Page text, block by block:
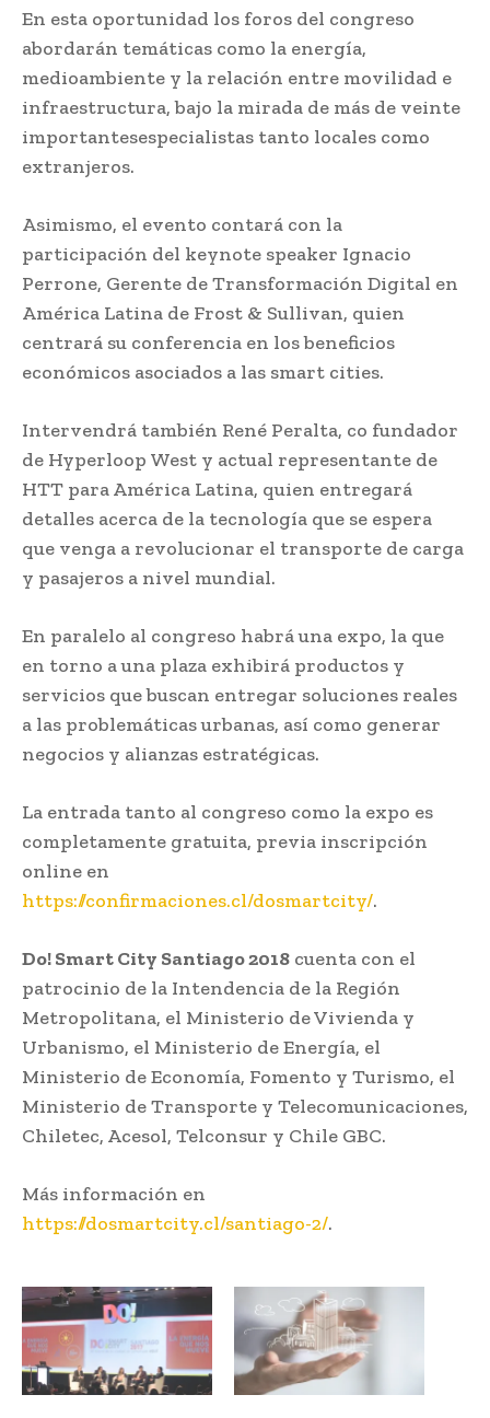
En esta oportunidad los foros del congreso
abordarán temáticas como la energía,
medioambiente y la relación entre movilidad e
infraestructura, bajo la mirada de más de veinte
importantesespecialistas tanto locales como
extranjeros.
Asimismo, el evento contará con la
participación del keynote speaker Ignacio
Perrone, Gerente de Transformación Digital en
América Latina de Frost & Sullivan, quien
centrará su conferencia en los beneficios
económicos asociados a las smart cities.
Intervendrá también René Peralta, co fundador
de Hyperloop West y actual representante de
HTT para América Latina, quien entregará
detalles acerca de la tecnología que se espera
que venga a revolucionar el transporte de carga
y pasajeros a nivel mundial.
En paralelo al congreso habrá una expo, la que
en torno a una plaza exhibirá productos y
servicios que buscan entregar soluciones reales
a las problemáticas urbanas, así como generar
negocios y alianzas estratégicas.
La entrada tanto al congreso como la expo es
completamente gratuita, previa inscripción
online en
https://confirmaciones.cl/dosmartcity/.
Do! Smart City Santiago 2018 cuenta con el
patrocinio de la Intendencia de la Región
Metropolitana, el Ministerio de Vivienda y
Urbanismo, el Ministerio de Energía, el
Ministerio de Economía, Fomento y Turismo, el
Ministerio de Transporte y Telecomunicaciones,
Chiletec, Acesol, Telconsur y Chile GBC.
Más información en
https://dosmartcity.cl/santiago-2/.